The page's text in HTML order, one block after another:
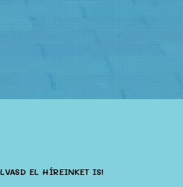
EL HÍREINKET IS!